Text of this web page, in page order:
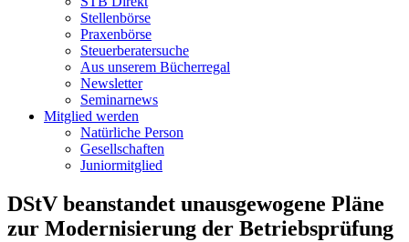
Stellenbörse
Praxenbörse
Steuerberatersuche
Aus unserem Bücherregal
Newsletter
Seminarnews
Mitglied werden
Natürliche Person
Gesellschaften
Juniormitglied
DStV beanstandet unausgewogene Pläne
zur Modernisierung der Betriebsprüfung